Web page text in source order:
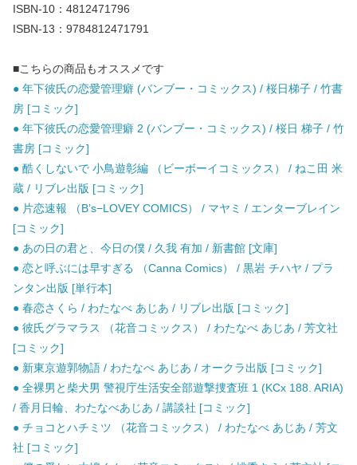
ISBN-10：4812471796
ISBN-13：9784812471791
■こちらの商品もオススメです
● 年下彼氏の恋愛管理癖 (バンブー・コミックス) / 桜日梯子 / 竹書
房 [コミック]
● 年下彼氏の恋愛管理癖 2 (バンブー・コミックス) / 桜日 梯子 / 竹
書房 [コミック]
● 酷くしないで 小鳥遊彰編 （ビーボーイコミックス） / ねこ田 米
蔵 / リブレ出版 [コミック]
● 片恋速報 （B’s−LOVEY COMICS） / マヤミ / エンターブレイン
[コミック]
● あの日の君と、今日の僕 / 久我 有加 / 新書館 [文庫]
● 恋と呼ぶには早すぎる （Canna Comics） / 黒岩 チハヤ / プラ
ンタン出版 [単行本]
● 春恋さくら / わたなべ あじあ / リブレ出版 [コミック]
● 彼氏グラマラス （花音コミックス） / わたなべ あじあ / 芳文社
[コミック]
● 新東京遊郭物語 / わたなべ あじあ / オークラ出版 [コミック]
● 全裸男と柴犬男 警視庁生活安全部遊撃捜査班 1 (KCx 188. ARIA)
/ 香月日輪、わたなべあじあ / 講談社 [コミック]
● チョコとハチミツ （花音コミックス） / わたなべ あじあ / 芳文
社 [コミック]